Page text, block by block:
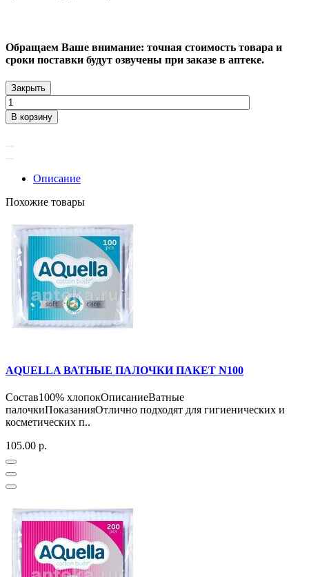
Обращаем Ваше внимание: точная стоимость товара и
сроки поставки будут озвучены при заказе в аптеке.
Закрыть
В корзину
Описание
Похожие товары
AQUELLA ВАТНЫЕ ПАЛОЧКИ ПАКЕТ N100
Состав100% хлопокОписаниеВатные
палочкиПоказанияОтлично подходят для гигиенических и
косметических п..
105.00 р.